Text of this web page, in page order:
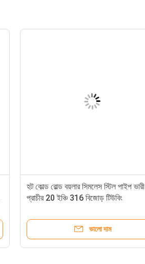
হট কোল্ড রোল্ড বয়লার সিমলেস স্টিল পাইপ ভারী
প্রাচীর 20 ইঞ্চি 316 বিজোড় টিউবিং
ভালো দাম